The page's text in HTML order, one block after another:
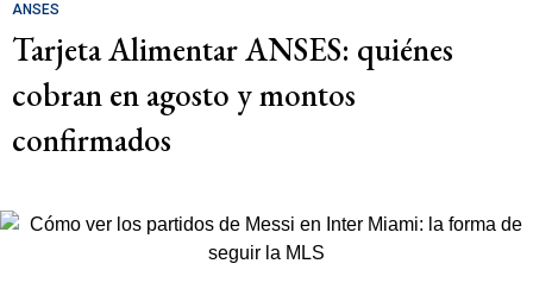
ANSES
Tarjeta Alimentar ANSES: quiénes
cobran en agosto y montos
confirmados